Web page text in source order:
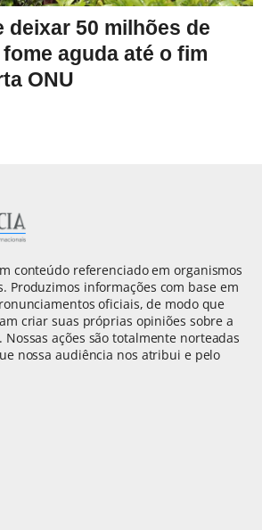
deixar 50 milhões de
aguda até o fim
ONU
conteúdo referenciado em organismos
Produzimos informações com base em
oficiais, de modo que
criar suas próprias opiniões sobre a
ações são totalmente norteadas
nossa audiência nos atribui e pelo